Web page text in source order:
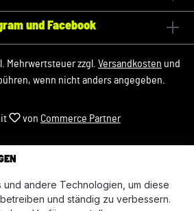
und Facebook
Mehrwertsteuer zzgl. Versandkosten und
wenn nicht anders angegeben.
von Commerce Partner
und andere Technologien, um diese
und ständig zu verbessern.